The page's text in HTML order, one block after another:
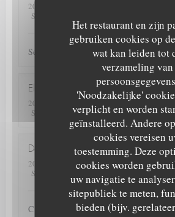
Het restaurant en zijn
gebruiken cookies op
wat kan leiden tot
verzameling van
'Noodzakelijke'
verplicht en worden
geïnstalleerd. Andere
cookies vereisen
toestemming. Deze
cookies worden
uw navigatie te
sitepubliek te meten,
bieden (bijv.
2026-06-10
Service
Service et plats de qualité.
Elise
2026-06-13
- 12:00 - Gasten 4
Service
/5 Atmosfeer:5/5 Keuken: 5/5
Deprez
2026-06-12
- 20:00 - Gasten 2
Service
5 /5 Keuken 5/5
C est la seconde fois que nous nous